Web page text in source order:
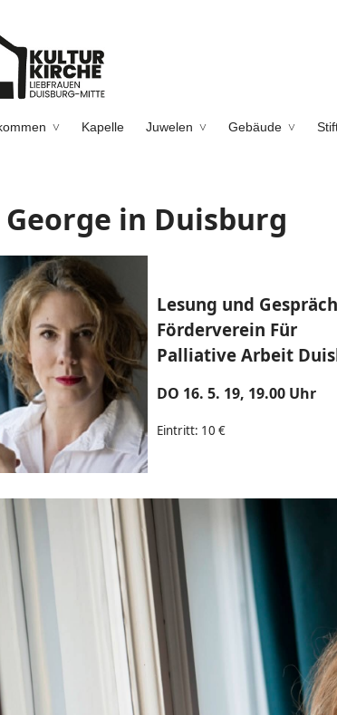
Kapelle Juwelen Gebäude
in Duisburg
Lesung und Gespräch
Förderverein Für
Palliative Arbeit
DO 16. 5. 19, 19.00 Uhr
Eintritt: 10 €